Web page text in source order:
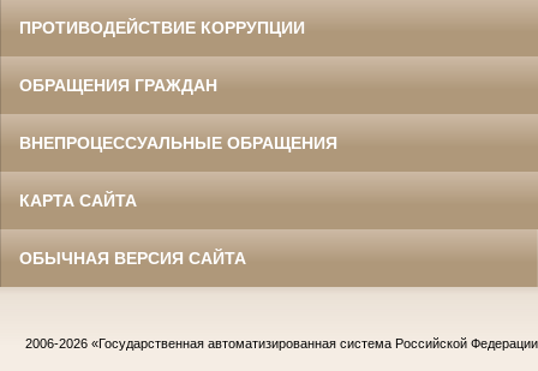
ПРОТИВОДЕЙСТВИЕ КОРРУПЦИИ
ОБРАЩЕНИЯ ГРАЖДАН
ВНЕПРОЦЕССУАЛЬНЫЕ ОБРАЩЕНИЯ
КАРТА САЙТА
ОБЫЧНАЯ ВЕРСИЯ САЙТА
2006-2026 «Государственная автоматизированная система Российской